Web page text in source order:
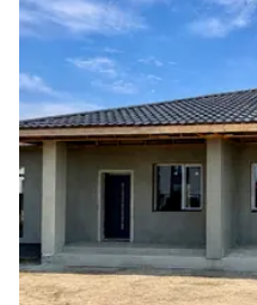
сотки Ділянка та благоустрій: -Тераса з навісом — ідеальне місце
для відпочинку -Подвір’я
відкатні ворота — будуть
рулонний газон, туї, барбарис
внутрішнього ремонту Фішка будинку — це ідеальне поєднання
якості будівництва та
утеплений, з усіма ключовими
додати свій стиль всередині!